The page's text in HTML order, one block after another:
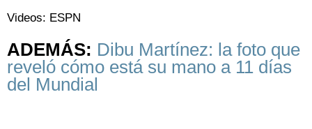
Videos: ESPN
ADEMÁS: Dibu Martínez: la foto que
reveló cómo está su mano a 11 días
del Mundial